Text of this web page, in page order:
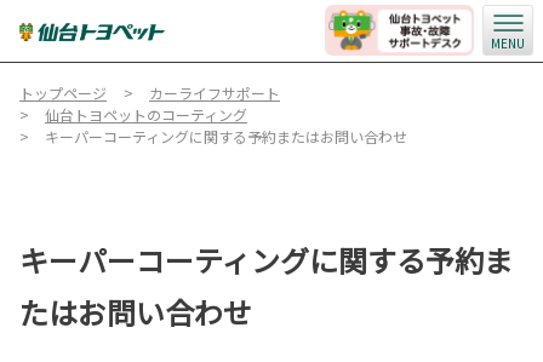
MENU
トップページ
カーライフサポート
仙台トヨペットのコーティング
キーパーコーティングに関する予約またはお問い合わせ
キーパーコーティングに関する予約ま
たはお問い合わせ